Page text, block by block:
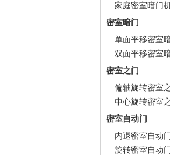
家庭密室暗门
密室暗门
单面平移密室
双面平移密室
密室之门
偏轴旋转密室
中心旋转密室
密室自动门
内退密室自动
旋转密室自动